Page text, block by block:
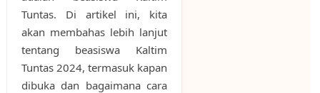
Tuntas. Di artikel ini, kita
akan membahas lebih lanjut
tentang beasiswa Kaltim
Tuntas 2024, termasuk kapan
dibuka dan bagaimana cara